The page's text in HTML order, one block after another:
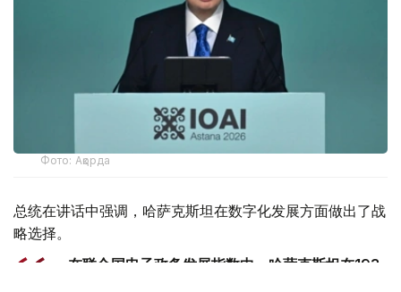
Фото: Ақорда
总统在讲话中强调，哈萨克斯坦在数字化发展方面做出了战
略选择。
- 在联合国电子政务发展指数中，哈萨克斯坦在193